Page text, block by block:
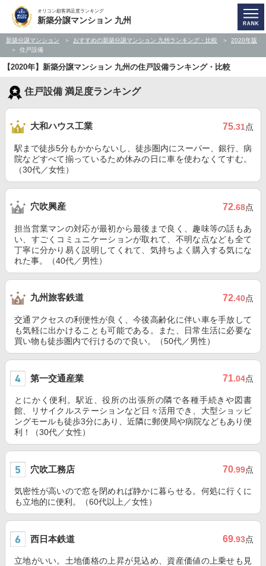
オリコン顧客満足度ランキング
新築分譲マンション 九州
新築分譲マンション おすすめの新築分譲マンション 九州ランキング・比較
2020年版
住戸設備
【2020年】新築分譲マンション 九州の住戸設備ランキング・比較
住戸設備 満足度ランキング
大和ハウス工業 75.31点
駅まで徒歩5分もかからないし、徒歩圏内にスーパー、銀行、病
院などすべて揃っているため休みの日に車を使わなくてすむ。
（30代／女性）
穴吹興産 72.68点
担当営業マンの対応が最初から最後まで良く、趣味等の話もあ
い、すごくコミュニケーションが取れて、不明な点なども全て
丁寧に分かり易く説明してくれて、気持ちよく購入する気にな
れた事。（40代／男性）
九州旅客鉄道 72.40点
交通アクセスの利便性が良く、今後高齢化に伴い車を手放して
も気軽に出かけることも可能である。また、日常生活に必要な
買い物も徒歩圏内で行けるので良い。（50代／男性）
第一交通産業 71.04点
とにかく便利。駅近、役所の出張所の隣で各種手続きや図書
館、リサイクルステーションなど日々活用でき、大型ショッピ
ングモールも徒歩3分にあり、近隣に郵便局や病院などもあり便
利！（30代／女性）
穴吹工務店 70.99点
気密性が高いので窓を閉めれば静かに暮らせる。何処に行くに
も立地的に便利。（60代以上／女性）
西日本鉄道 69.93点
立地がいい。土地価格の上昇が見込め、資産価値の上乗せも見